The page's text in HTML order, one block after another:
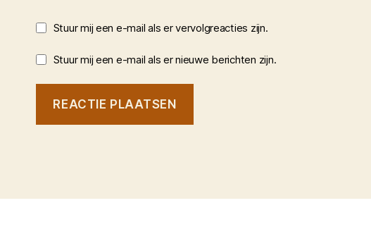
Stuur mij een e-mail als er vervolgreacties zijn.
Stuur mij een e-mail als er nieuwe berichten zijn.